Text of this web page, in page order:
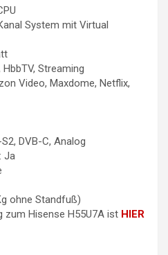
System mit Virtual
Streaming
Video, Maxdome, Netflix,
DVB-C, Analog
Ja
ohne Standfuß)
zum Hisense H55U7A ist HIER